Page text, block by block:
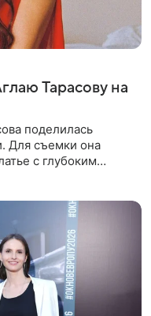
Тарасову на
поделилась
Для съемки она
с глубоким